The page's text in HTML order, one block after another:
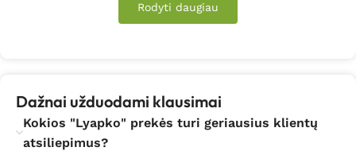
Rodyti daugiau
Dažnai užduodami klausimai
Kokios "Lyapko" prekės turi geriausius klientų
atsiliepimus?